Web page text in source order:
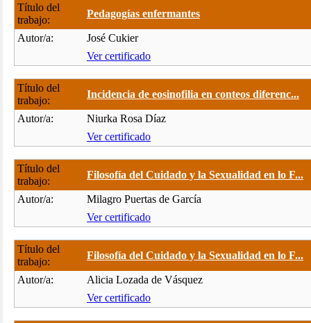
Título del
trabajo:
Pedagogías enfermantes
Autor/a:
José Cukier
Ver certificado
Título del
trabajo:
Incidencia de eosinofilia en conteos diferenc...
Autor/a:
Niurka Rosa Díaz
Ver certificado
Título del
trabajo:
Filosofía del Cuidado y la Sexualidad en lo F...
Autor/a:
Milagro Puertas de García
Ver certificado
Título del
trabajo:
Filosofía del Cuidado y la Sexualidad en lo F...
Autor/a:
Alicia Lozada de Vásquez
Ver certificado